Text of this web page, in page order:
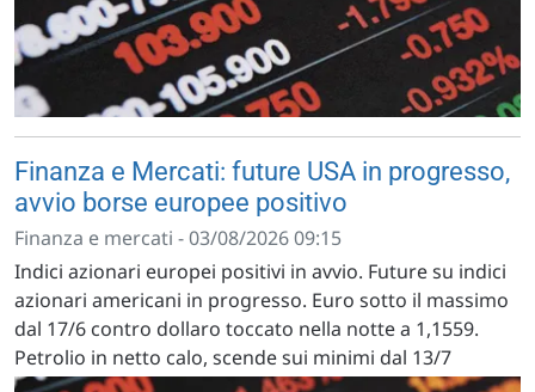
Finanza e Mercati: future USA in progresso,
avvio borse europee positivo
Finanza e mercati - 03/08/2026 09:15
Indici azionari europei positivi in avvio. Future su indici
azionari americani in progresso. Euro sotto il massimo
dal 17/6 contro dollaro toccato nella notte a 1,1559.
Petrolio in netto calo, scende sui minimi dal 13/7